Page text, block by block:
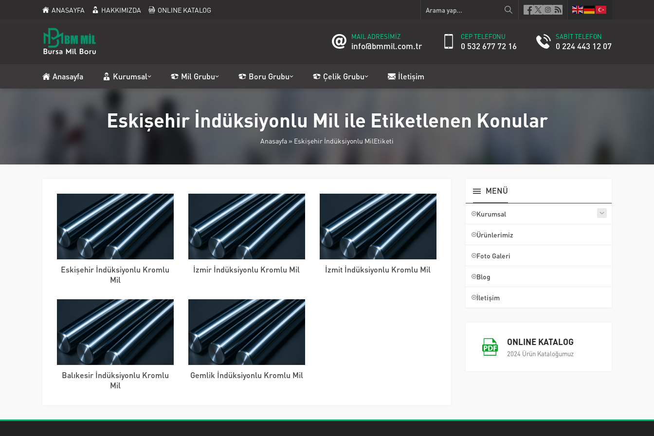
ANASAYFA HAKKIMIZDA ONLINE KATALOG
MAIL ADRESİMİZ
info@bmmil.com.tr
CEP TELEFONU
0 532 677 72 16
SABİT TELEFON
0 224 443 12 07
Anasayfa Kurumsal Mil Grubu Boru Grubu Çelik Grubu İletişim
Eskişehir İndüksiyonlu Mil ile Etiketlenen Konular
Anasayfa » Eskişehir İndüksiyonlu MilEtiketi
Eskişehir İndüksiyonlu Kromlu
Mil
İzmir İndüksiyonlu Kromlu Mil İzmit İndüksiyonlu Kromlu Mil
Balıkesir İndüksiyonlu Kromlu
Mil
Gemlik İndüksiyonlu Kromlu Mil
MENÜ
Kurumsal
Ürünlerimiz
Foto Galeri
Blog
İletişim
ONLINE KATALOG
2024 Ürün Kataloğumuz